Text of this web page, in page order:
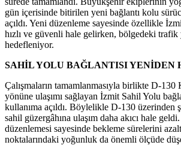
gün içerisinde bitirilen yeni bağlantı kolu
açıldı. Yeni düzenleme sayesinde özellikle
hızlı ve güvenli hale gelirken, bölgedeki trafik
hedefleniyor.
SAHİL YOLU BAĞLANTISI YENİDEN
Çalışmaların tamamlanmasıyla birlikte D-
yönüne ulaşımı sağlayan İzmit Sahil Yolu
kullanıma açıldı. Böylelikle D-130 üzerinden
sahil güzergâhına ulaşım daha akıcı hale
düzenlemesi sayesinde bekleme sürelerini
noktalarındaki yoğunluk da önemli ölçüde